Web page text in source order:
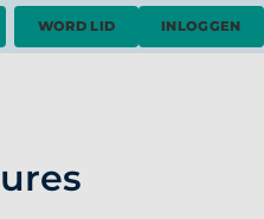
WORD LID INLOGGEN